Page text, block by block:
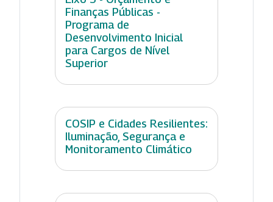
Finanças Públicas -
Programa de
Desenvolvimento Inicial
para Cargos de Nível
Superior
COSIP e Cidades Resilientes:
Iluminação, Segurança e
Monitoramento Climático